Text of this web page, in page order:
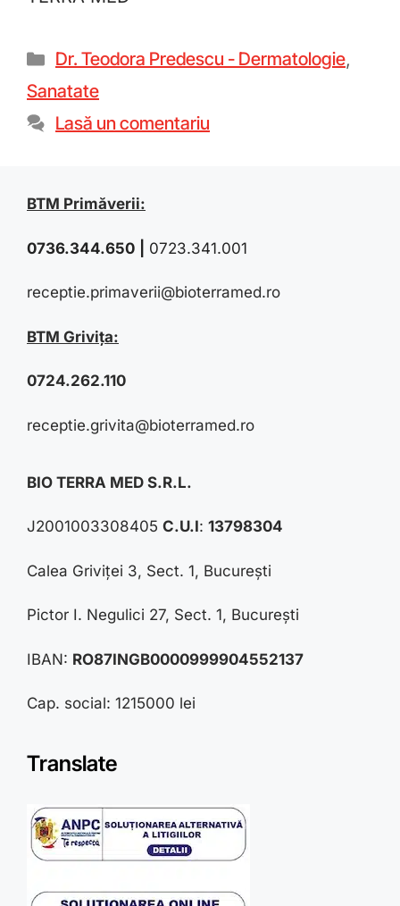
Dr. Teodora Predescu - Dermatologie,
Sanatate
Lasă un comentariu
BTM Primăverii:
0736.344.650 0723.341.001
receptie.primaverii@bioterramed.ro
BTM Grivița:
0724.262.110
receptie.grivita@bioterramed.ro
BIO TERRA MED S.R.L.
J2001003308405 C.U.I: 13798304
Calea Griviței 3, Sect. 1, București
Pictor I. Negulici 27, Sect. 1, București
IBAN: RO87INGB0000999904552137
Cap. social: 1215000 lei
Translate